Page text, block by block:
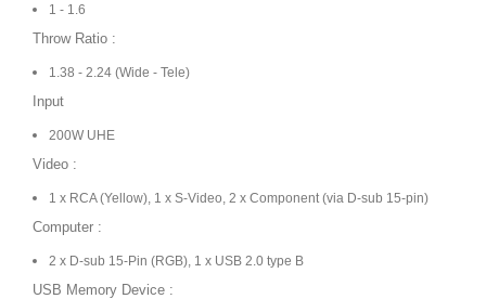
1 - 1.6
Throw Ratio :
1.38 - 2.24 (Wide - Tele)
Input
200W UHE
Video :
1 x RCA (Yellow), 1 x S-Video, 2 x Component (via D-sub 15-pin)
Computer :
2 x D-sub 15-Pin (RGB), 1 x USB 2.0 type B
USB Memory Device :